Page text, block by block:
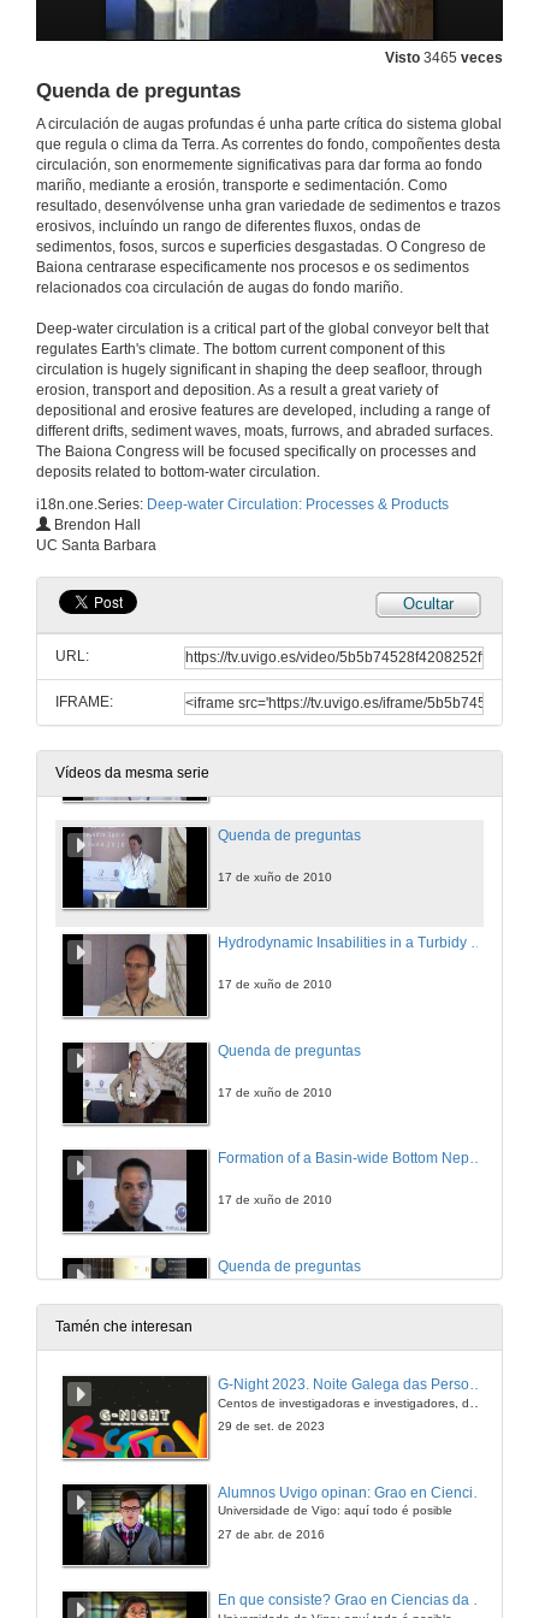
Visto 3465 veces
Quenda de preguntas
A circulación de augas profundas é unha parte crítica do sistema global
que regula o clima da Terra. As correntes do fondo, compoñentes desta
circulación, son enormemente significativas para dar forma ao fondo
mariño, mediante a erosión, transporte e sedimentación. Como
resultado, desenvólvense unha gran variedade de sedimentos e trazos
erosivos, incluíndo un rango de diferentes fluxos, ondas de
sedimentos, fosos, surcos e superficies desgastadas. O Congreso de
Baiona centrarase especificamente nos procesos e os sedimentos
relacionados coa circulación de augas do fondo mariño.
Deep-water circulation is a critical part of the global conveyor belt that
regulates Earth's climate. The bottom current component of this
circulation is hugely significant in shaping the deep seafloor, through
erosion, transport and deposition. As a result a great variety of
depositional and erosive features are developed, including a range of
different drifts, sediment waves, moats, furrows, and abraded surfaces.
The Baiona Congress will be focused specifically on processes and
deposits related to bottom-water circulation.
i18n.one.Series: Deep-water Circulation: Processes & Products
Brendon Hall
UC Santa Barbara
Ocultar
URL:
IFRAME:
Vídeos da mesma serie
16 de xuño de 2010
16 de xuño de 2010
Quenda de preguntas
16 de xuño de 2010
Presentación
17 de xuño de 2010
17 de xuño de 2010
Hydrodynamic Insabilities in a Turbidy Current Boundary Layer as a Mechanism for Channel Incision
Quenda de preguntas
17 de xuño de 2010
Hydrodynamic Insabilities in a Turbidy Current Boundary Layer as a Mechanism for Sediment Wave Formation
17 de xuño de 2010
Quenda de preguntas
17 de xuño de 2010
Formation of a Basin-wide Bottom Nepheloid Layer in the Western Mediterranean after the Winter 2005 Dense Shelf Water Cascading Event
17 de xuño de 2010
Quenda de preguntas
17 de xuño de 2010
(Gulf of Cadiz. Eastern Atlantic)
(Gulf of Cadiz. Eastern Atlantic)
Tamén che interesan
G-Night 2023. Noite Galega das Persoas Investigadoras. Conciencias creativas
29 de set. de 2023
Universidade de Vigo: aquí todo é posible
27 de abr. de 2016
En que consiste? Grao en Ciencias da Linguaxe e Estudos Literarios